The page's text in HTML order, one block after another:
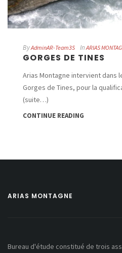
ByAdminAR-Team3S In ARIAS
GORGES DE TINES
Arias Montagne intervient dans
Gorges de Tines, pour la
(suite…)
CONTINUE READING
ARIAS MONTAGNE
Bureau d'étude constitué de trois